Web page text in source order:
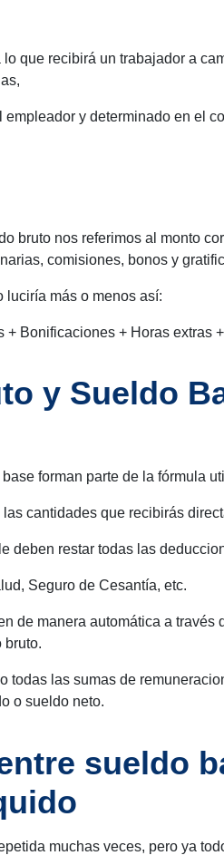
que recibirá un trabajador a
empleador y determinado en el
bruto nos referimos al monto
comisiones, bonos y
luciría más o menos así:
+ Bonificaciones + Horas extras
y Sueldo
forman parte de la fórmula
cantidades que recibirás
deben restar todas las
Seguro de Cesantía, etc.
de manera automática a través
bruto.
todas las sumas de
o sueldo neto.
sueldo
muchas veces, pero ya